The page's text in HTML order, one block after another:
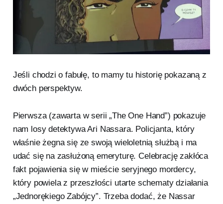
Jeśli chodzi o fabułę, to mamy tu historię pokazaną z
dwóch perspektyw.
Pierwsza (zawarta w serii „The One Hand”) pokazuje
nam losy detektywa Ari Nassara. Policjanta, który
właśnie żegna się ze swoją wieloletnią służbą i ma
udać się na zasłużoną emeryturę. Celebrację zakłóca
fakt pojawienia się w mieście seryjnego mordercy,
który powiela z przeszłości utarte schematy działania
„Jednorękiego Zabójcy”. Trzeba dodać, że Nassar